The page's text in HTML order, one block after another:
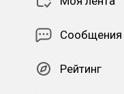
Сообщения
Рейтинг